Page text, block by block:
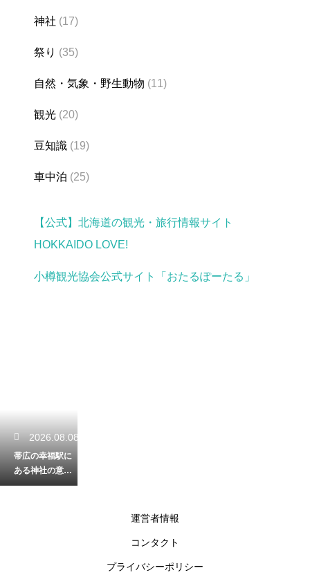
神社 (17)
祭り (35)
自然・気象・野生動物 (11)
観光 (20)
豆知識 (19)
車中泊 (25)
【公式】北海道の観光・旅行情報サイト
HOKKAIDO LOVE!
小樽観光協会公式サイト「おたるぽーたる」
2026.08.08
帯広の幸福駅に
ある神社の意味
とは？恋人たち
運営者情報
コンタクト
プライバシーポリシー